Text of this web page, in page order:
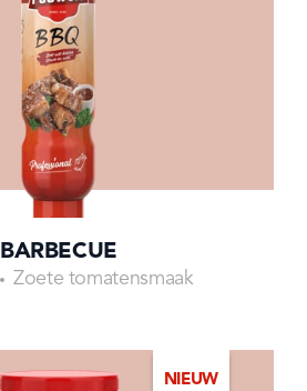
BARBECUE
Zoete tomatensmaak
NIEUW